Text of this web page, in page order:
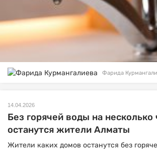
Фарида
14.04.2026
Без горячей воды на несколько
останутся жители Алматы
Жители каких домов останутся без